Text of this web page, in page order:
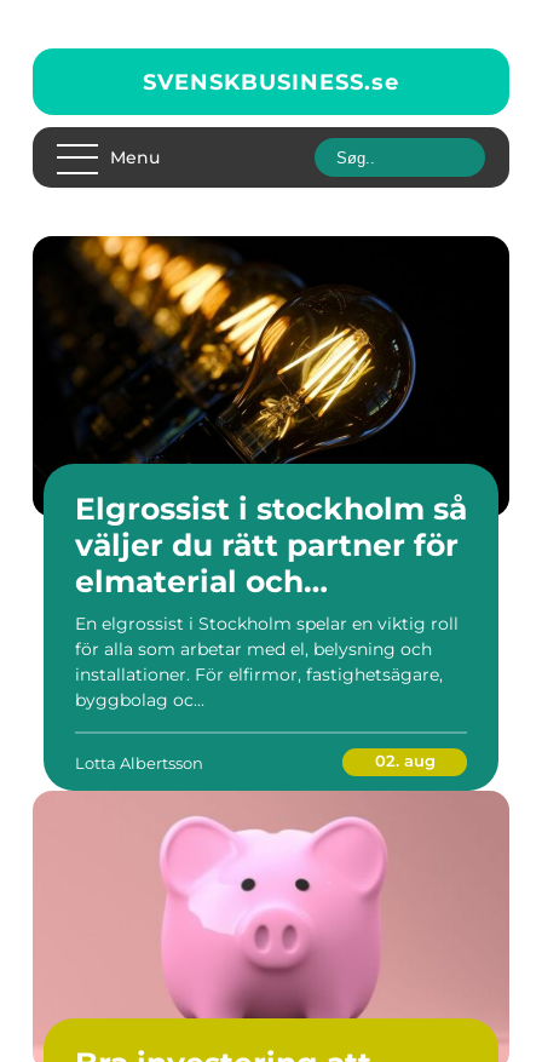
SVENSKBUSINESS.se
Menu
Elgrossist i stockholm så
väljer du rätt partner för
elmaterial och
belysning
En elgrossist i Stockholm spelar en viktig roll
för alla som arbetar med el, belysning och
installationer. För elfirmor, fastighetsägare,
byggbolag oc...
Lotta Albertsson 02. aug